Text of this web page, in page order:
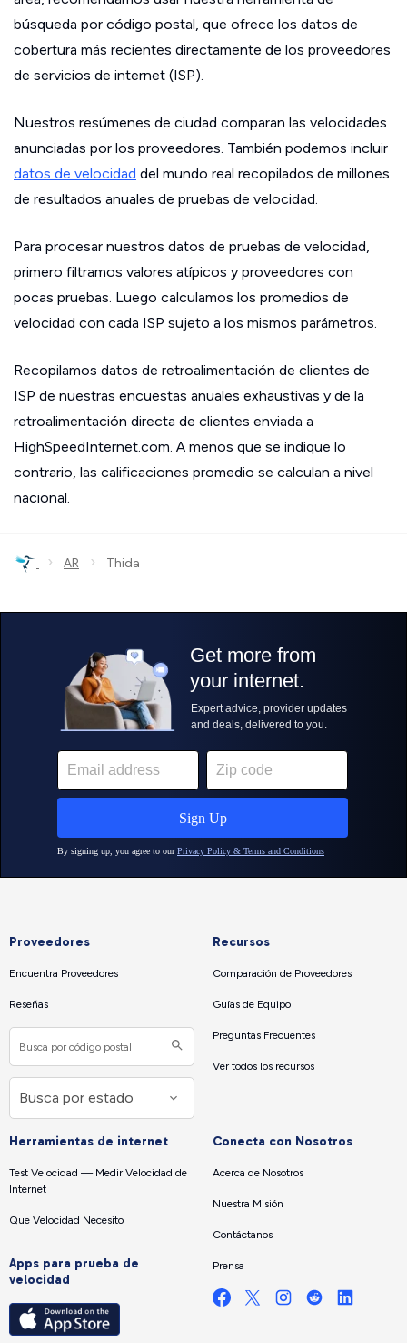
búsqueda por código postal, que ofrece los datos de
cobertura más recientes directamente de los proveedores
de servicios de internet (ISP).
Nuestros resúmenes de ciudad comparan las velocidades
anunciadas por los proveedores. También podemos incluir
datos de velocidad del mundo real recopilados de millones
de resultados anuales de pruebas de velocidad.
Para procesar nuestros datos de pruebas de velocidad,
primero filtramos valores atípicos y proveedores con
pocas pruebas. Luego calculamos los promedios de
velocidad con cada ISP sujeto a los mismos parámetros.
Recopilamos datos de retroalimentación de clientes de
ISP de nuestras encuestas anuales exhaustivas y de la
retroalimentación directa de clientes enviada a
HighSpeedInternet.com. A menos que se indique lo
contrario, las calificaciones promedio se calculan a nivel
nacional.
› AR › Thida
Proveedores
Encuentra Proveedores
Reseñas
Recursos
Comparación de Proveedores
Guías de Equipo
Preguntas Frecuentes
Ver todos los recursos
Herramientas de internet
Test Velocidad — Medir Velocidad de
Internet
Que Velocidad Necesito
Apps para prueba de
velocidad
Conecta con Nosotros
Acerca de Nosotros
Nuestra Misión
Contáctanos
Prensa